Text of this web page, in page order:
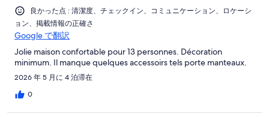
良かった点 : 清潔度、チェックイン、コミュニケーション、ロケーシ
ョン、掲載情報の正確さ
Google で翻訳
Jolie maison confortable pour 13 personnes. Décoration
minimum. Il manque quelques accessoirs tels porte manteaux.
2026 年 5 月に 4 泊滞在
0